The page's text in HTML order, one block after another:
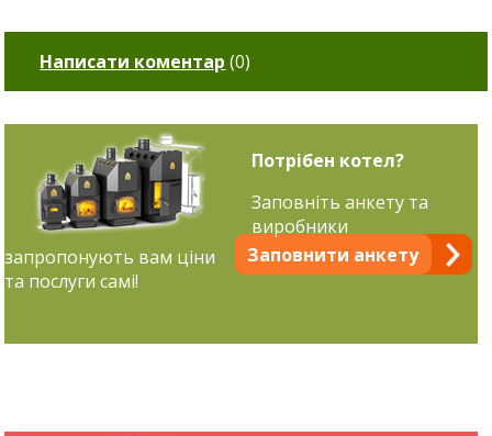
Написати коментар (0)
Потрібен котел?
Заповнити анкету
Заповніть анкету та
виробники
запропонують вам ціни
та послуги самі!